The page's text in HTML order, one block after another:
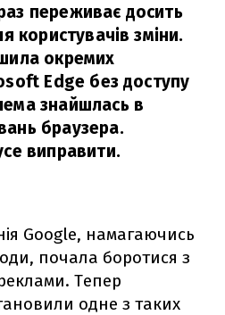
переживає досить
користувачів зміни.
окремих
Edge без доступу
знайшлась в
браузера.
виправити.
Google, намагаючись
почала боротися з
Тепер
одне з таких